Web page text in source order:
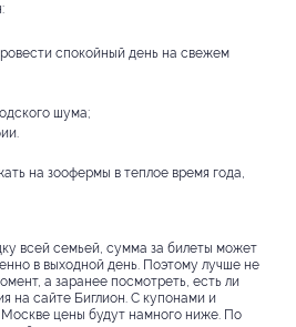
спокойный день на свежем
шума;
на зоофермы в теплое время года,
всей семьей, сумма за билеты может
в выходной день. Поэтому лучше не
а заранее посмотреть, есть ли
на сайте Биглион. С купонами и
цены будут намного ниже. По